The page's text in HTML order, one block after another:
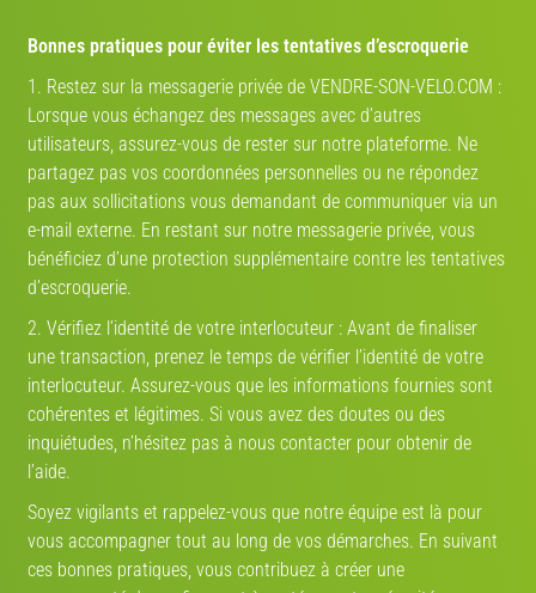
ORGANISEZ VOTRE LIVRAISON EN QUELQUES
AVEC NOS PARTENAIRES TRANSPORTEURS
SHIP TO CYCLE DANS TOUTE
L'EUROPE
Bénéficiez de 12 % avec le code
promo " VENDRE12 "
Confiez le transport de votre vélo à des spécialistes,
un service économique et fiable aussi pour les
Europe.
COCOLIS, TRANSPORT ENTRE
PARTICULIER EN FRANCE
Nous nous engageons à rendre votre expérience de
nous vous proposons une solution de livraison
pratique, économique et respectueuse de
l’environnement.
Bonnes pratiques pour éviter les tentatives d’escroquerie
1. Restez sur la messagerie privée de VENDRE-SON-VELO.COM :
Lorsque vous échangez des messages avec d’autres
utilisateurs, assurez-vous de rester sur notre plateforme. Ne
partagez pas vos coordonnées personnelles ou ne répondez
pas aux sollicitations vous demandant de communiquer via un
e-mail externe. En restant sur notre messagerie privée, vous
bénéficiez d’une protection supplémentaire contre les tentatives
d’escroquerie.
2. Vérifiez l’identité de votre interlocuteur : Avant de finaliser
une transaction, prenez le temps de vérifier l’identité de votre
interlocuteur. Assurez-vous que les informations fournies sont
cohérentes et légitimes. Si vous avez des doutes ou des
inquiétudes, n’hésitez pas à nous contacter pour obtenir de
l’aide.
Soyez vigilants et rappelez-vous que notre équipe est là pour
vous accompagner tout au long de vos démarches. En suivant
ces bonnes pratiques, vous contribuez à créer une